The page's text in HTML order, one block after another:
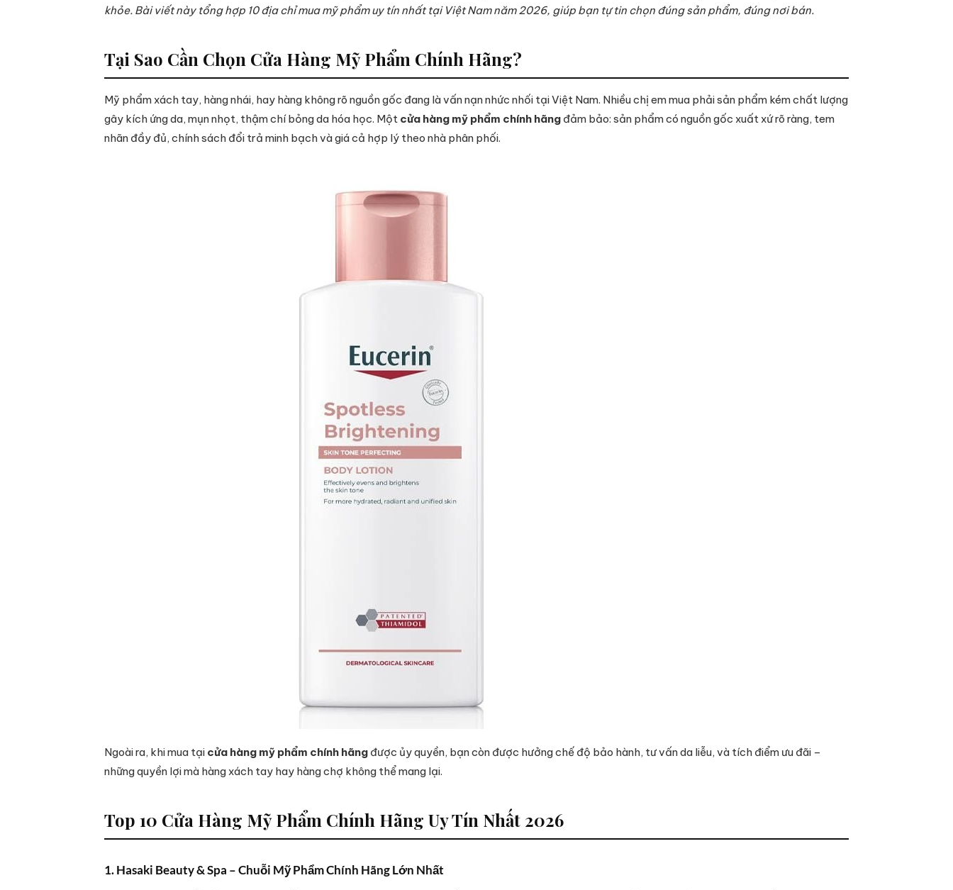
khỏe. Bài viết này tổng hợp 10 địa chỉ mua mỹ phẩm uy tín nhất tại Việt Nam năm 2026, giúp bạn tự tin chọn đúng sản phẩm, đúng nơi bán.
Tại Sao Cần Chọn Cửa Hàng Mỹ Phẩm Chính Hãng?
Mỹ phẩm xách tay, hàng nhái, hay hàng không rõ nguồn gốc đang là vấn nạn nhức nhối tại Việt Nam. Nhiều chị em mua phải sản phẩm kém chất lượng
gây kích ứng da, mụn nhọt, thậm chí bỏng da hóa học. Một cửa hàng mỹ phẩm chính hãng đảm bảo: sản phẩm có nguồn gốc xuất xứ rõ ràng, tem
nhãn đầy đủ, chính sách đổi trả minh bạch và giá cả hợp lý theo nhà phân phối.
Ngoài ra, khi mua tại cửa hàng mỹ phẩm chính hãng được ủy quyền, bạn còn được hưởng chế độ bảo hành, tư vấn da liễu, và tích điểm ưu đãi –
những quyền lợi mà hàng xách tay hay hàng chợ không thể mang lại.
Top 10 Cửa Hàng Mỹ Phẩm Chính Hãng Uy Tín Nhất 2026
1. Hasaki Beauty & Spa – Chuỗi Mỹ Phẩm Chính Hãng Lớn Nhất